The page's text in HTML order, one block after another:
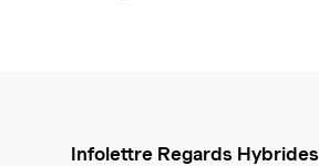
Infolettre Regards Hybrides